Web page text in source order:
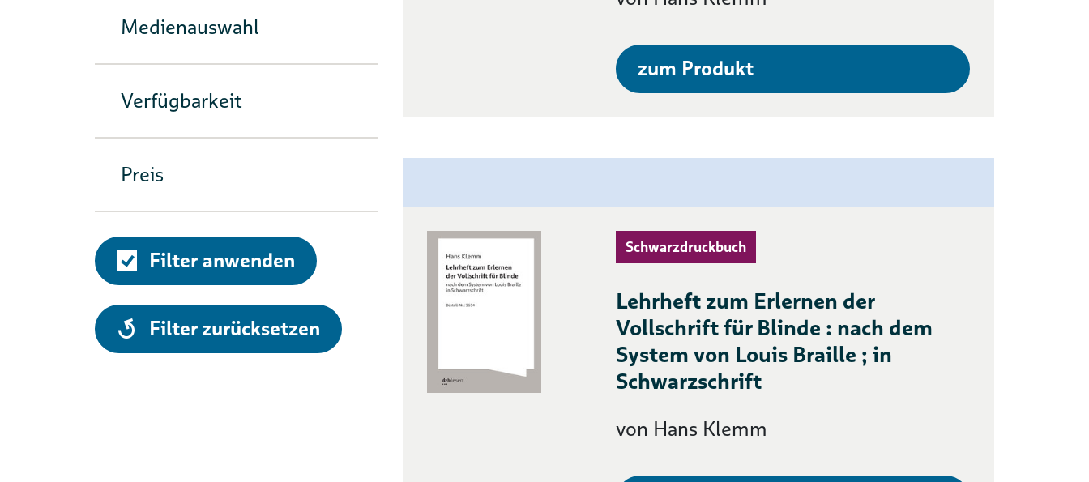
Medienauswahl
Verfügbarkeit
Preis
Filter anwenden
alle
Filter zurücksetzen
zum Produkt
Schwarzdruckbuch
Lehrheft zum Erlernen der
Vollschrift für Blinde : nach dem
System von Louis Braille ; in
Schwarzschrift
von Hans Klemm